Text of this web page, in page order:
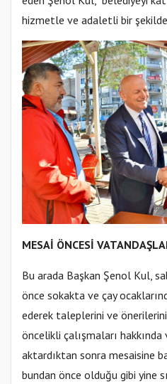
hizmetle ve adaletli bir
MESAİ ÖNCESİ
Bu arada Başkan Şenol Kul,
önce sokakta ve çay
ederek taleplerini ve
öncelikli çalışmaları
aktardıktan sonra mesaisine
bundan önce olduğu gibi yine